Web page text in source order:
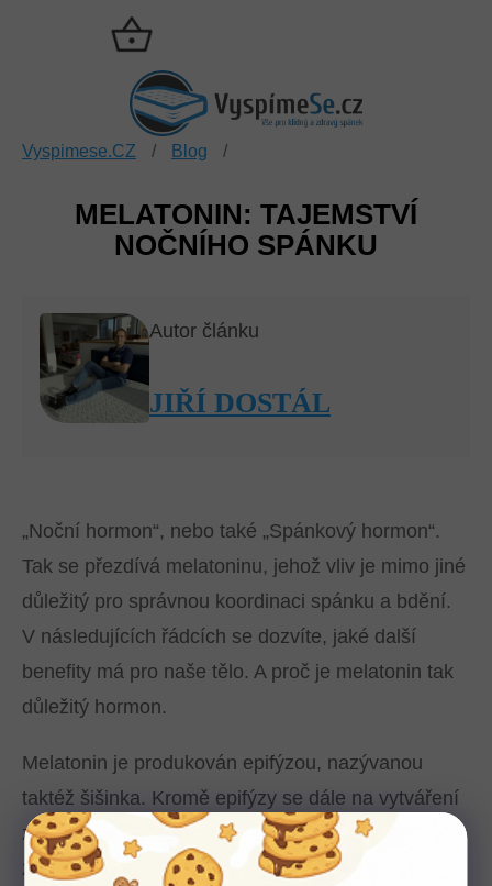
NÁKUPNÍ
KOŠÍK
Vyspimese.CZ / Blog /
MELATONIN: TAJEMSTVÍ
NOČNÍHO SPÁNKU
Autor článku
JIŘÍ DOSTÁL
„Noční hormon“, nebo také „Spánkový hormon“.
Tak se přezdívá melatoninu, jehož vliv je mimo jiné
důležitý pro správnou koordinaci spánku a bdění.
V následujících řádcích se dozvíte, jaké další
benefity má pro naše tělo. A proč je melatonin tak
důležitý hormon.
Melatonin je produkován epifýzou, nazývanou
taktéž šišinka. Kromě epifýzy se dále na vytváření
zmíněného hormonu podílí i pinealocyty a neurony
zrakové dráhy. Hladina melatoninu v naší krvi